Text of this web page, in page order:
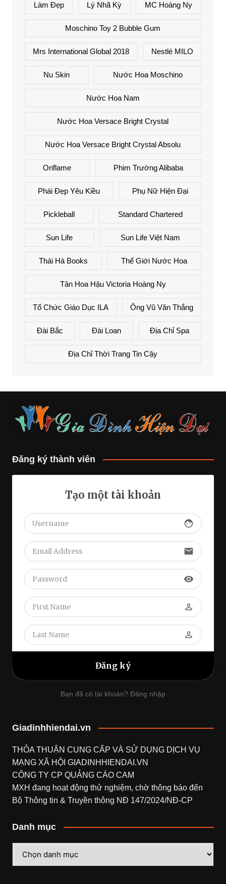
Làm Đẹp Lý Nhã Kỳ MC Hoàng Ny
Moschino Toy 2 Bubble Gum
Mrs International Global 2018 Nestlé MILO
Nu Skin Nước Hoa Moschino
Nước Hoa Nam
Nước Hoa Versace Bright Crystal
Nước Hoa Versace Bright Crystal Absolu
Oriflame Phim Trường Alibaba
Phái Đẹp Yêu Kiều Phụ Nữ Hiện Đại
Pickleball Standard Chartered
Sun Life Sun Life Việt Nam
Thái Hà Books Thế Giới Nước Hoa
Tân Hoa Hậu Victoria Hoàng Ny
Tổ Chức Giáo Dục ILA Ông Vũ Văn Thắng
Đài Bắc Đài Loan Địa Chỉ Spa
Địa Chỉ Thời Trang Tin Cậy
Đăng ký thành viên
Tạo một tài khoản
face
email
visibility
perm_identity
perm_identity
Bạn đã có tài khoản? Đăng nhập
Giadinhhiendai.vn
THỎA THUẬN CUNG CẤP VÀ SỬ DỤNG DỊCH VỤ
MẠNG XÃ HỘI GIADINHHIENDAI.VN
CÔNG TY CP QUẢNG CÁO CAM
MXH đang hoạt động thử nghiệm, chờ thông báo đến
Bộ Thông tin & Truyền thông NĐ 147/2024/NĐ-CP
Danh mục
mục